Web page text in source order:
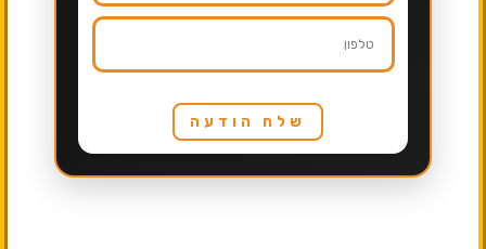
שלח הודעה